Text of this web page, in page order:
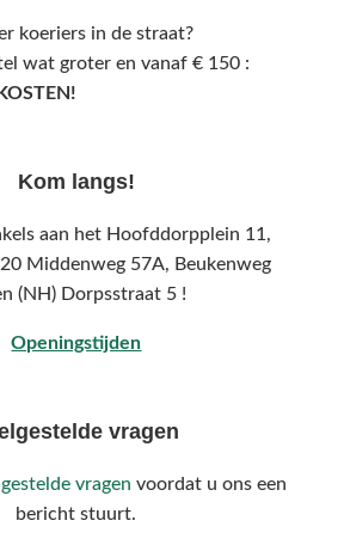
koeriers in de straat?
wat groter en vanaf € 150 :
Kom langs!
aan het Hoofddorpplein 11,
Middenweg 57A, Beukenweg
(NH) Dorpsstraat 5 !
Openingstijden
vragen
vragen voordat u ons een
bericht stuurt.